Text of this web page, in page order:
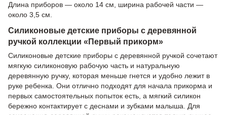
Длина приборов — около 14 см, ширина рабочей части —
около 3,5 см.
Силиконовые детские приборы с деревянной
ручкой коллекции «Первый прикорм»
Силиконовые детские приборы с деревянной ручкой сочетают
мягкую силиконовую рабочую часть и натуральную
деревянную ручку, которая меньше гнется и удобно лежит в
руке ребенка. Они отлично подходят для начала прикорма и
первых самостоятельных попыток есть, а мягкий силикон
бережно контактирует с деснами и зубками малыша. Для